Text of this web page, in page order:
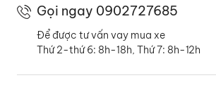
Gọi ngay 0902727685
Để được tư vấn vay mua xe
Thứ 2-thứ 6: 8h-18h, Thứ 7: 8h-12h